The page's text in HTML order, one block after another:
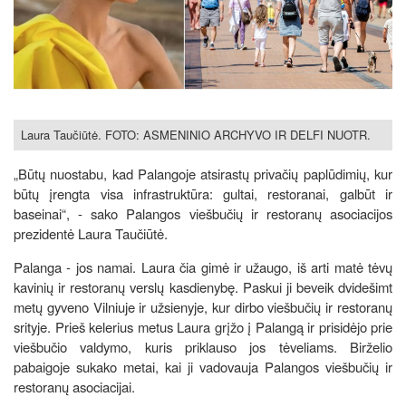
Laura Taučiūtė. FOTO: ASMENINIO ARCHYVO IR DELFI NUOTR.
„Būtų nuostabu, kad Palangoje atsirastų privačių paplūdimių, kur
būtų įrengta visa infrastruktūra: gultai, restoranai, galbūt ir
baseinai“, - sako Palangos viešbučių ir restoranų asociacijos
prezidentė Laura Taučiūtė.
Palanga - jos namai. Laura čia gimė ir užaugo, iš arti matė tėvų
kavinių ir restoranų verslų kasdienybę. Paskui ji beveik dvidešimt
metų gyveno Vilniuje ir užsienyje, kur dirbo viešbučių ir restoranų
srityje. Prieš kelerius metus Laura grįžo į Palangą ir prisidėjo prie
viešbučio valdymo, kuris priklauso jos tėveliams. Birželio
pabaigoje sukako metai, kai ji vadovauja Palangos viešbučių ir
restoranų asociacijai.